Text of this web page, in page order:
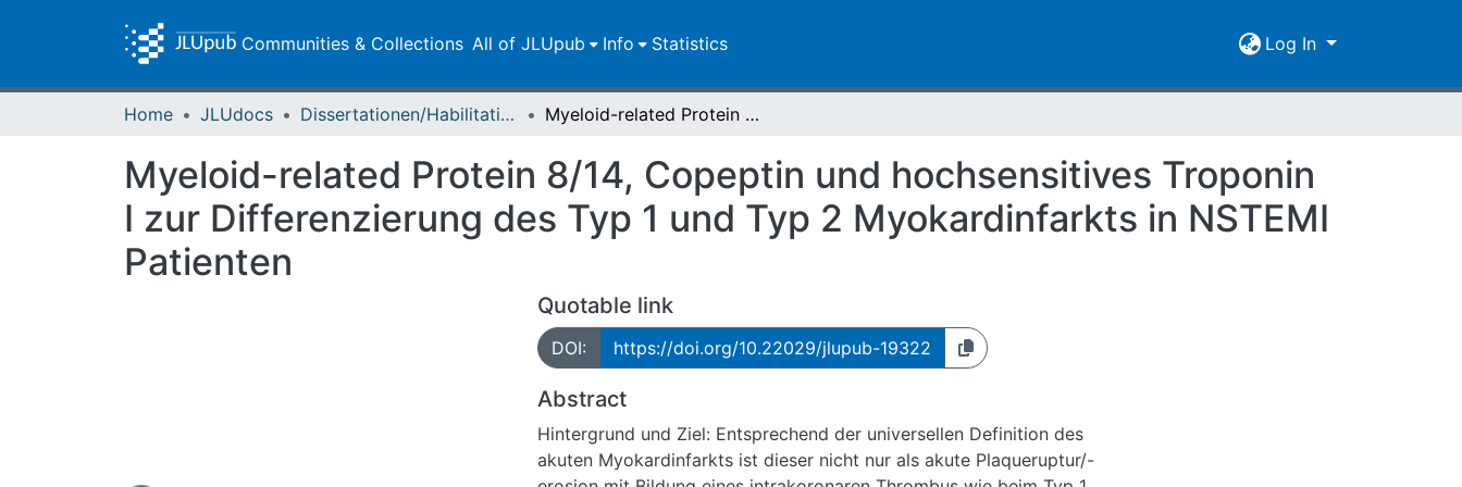
Communities & Collections All of JLUpub Info Statistics Log In
Home JLUdocs Dissertationen/Habilitationen Myeloid-related Protein 8/14, Copeptin und hochsensitives Troponin I zur Differenzierung des Typ 1 und Typ 2 Myokardinfarkts in NSTEMI Patienten
Myeloid-related Protein 8/14, Copeptin und hochsensitives Troponin
I zur Differenzierung des Typ 1 und Typ 2 Myokardinfarkts in NSTEMI
Patienten
Quotable link
DOI: https://doi.org/10.22029/jlupub-19322
Abstract
Hintergrund und Ziel: Entsprechend der universellen Definition des
akuten Myokardinfarkts ist dieser nicht nur als akute Plaqueruptur/-